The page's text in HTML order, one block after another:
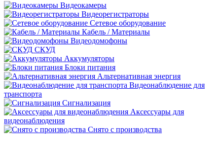
Видеокамеры
Видеорегистраторы
Сетевое оборудование
Кабель / Материалы
Видеодомофоны
СКУД
Аккумуляторы
Блоки питания
Альтернативная энергия
Видеонаблюдение для
транспорта
Сигнализация
Аксессуары для
видеонаблюдения
Снято с производства